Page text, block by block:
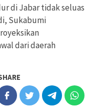
di Jabar tidak seluas
Sukabumi
dari daerah